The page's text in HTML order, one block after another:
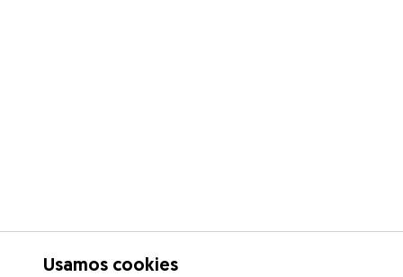
Usamos cookies